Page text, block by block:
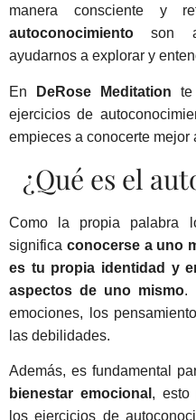
manera consciente y
autoconocimientoson
ayudarnos a explorar y
En DeRose Meditation te
ejercicios de
empieces a conocerte mejor
¿Qué es el
Como la propia palabra
significa conocerse a uno
es tu propia identidad y
aspectos de uno mismo.
emociones, los
las debilidades.
Además, es fundamental
bienestar emocional , esto
los ejercicios de